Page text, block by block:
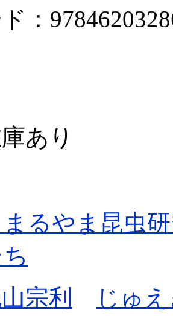
：
あり
るやま昆虫
宗利
じゅ